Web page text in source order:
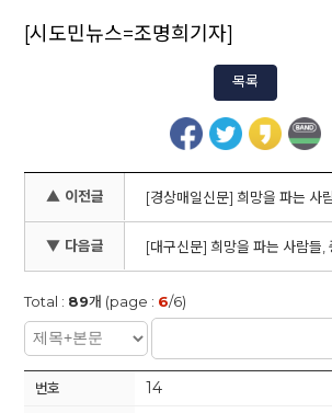
[시도민뉴스=조명희기자]
목록
▲ 이전글
▼ 다음글
Total : 89개 (page : 6/6)
14